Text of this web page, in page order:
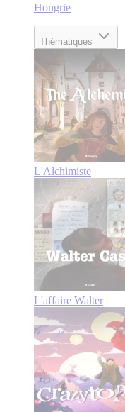
Hongrie
Thématiques
L'Alchimiste
L'affaire Walter